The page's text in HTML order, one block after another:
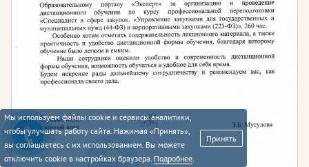
Мы используем файлы cookie и сервисы аналитики,
чтобы улучшать работу сайта. Нажимая «Принять»,
вы соглашаетесь с их использованием. Вы можете
отключить cookie в настройках браузера. Подробнее.
Принять